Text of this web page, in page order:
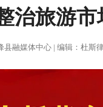
治旅游
融媒体中心 | 编辑：杜